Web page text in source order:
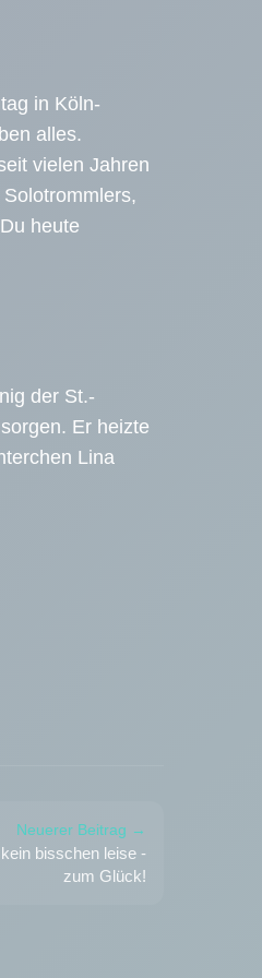
in Köln-
alles.
vielen Jahren
heute
der St.-
Er heizte
Lina
Neuerer Beitrag →
bisschen leise -
zum Glück!